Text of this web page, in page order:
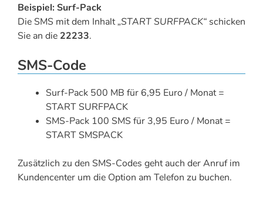
Beispiel: Surf-Pack
Die SMS mit dem Inhalt„START SURFPACK“schicken
Sie an die 22233.
SMS-Code
Surf-Pack 500 MB für 6,95 Euro / Monat =
START SURFPACK
SMS-Pack 100 SMS für 3,95 Euro / Monat =
START SMSPACK
Zusätzlich zu den SMS-Codes geht auch der Anruf im
Kundencenter um die Option am Telefon zu buchen.